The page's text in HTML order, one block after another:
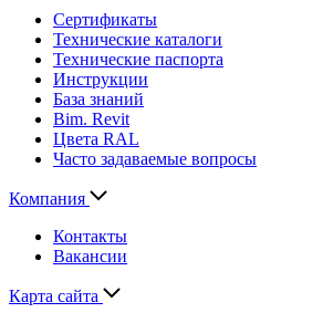
Сертификаты
Технические каталоги
Технические паспорта
Инструкции
База знаний
Bim. Revit
Цвета RAL
Часто задаваемые вопросы
Компания
Контакты
Вакансии
Карта сайта